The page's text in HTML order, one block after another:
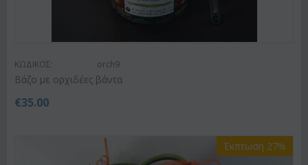
ΚΩΔΙΚΟΣ: orch9
Βάζο με ορχιδέες βάντα
€35.00
Έκπτωση 27%